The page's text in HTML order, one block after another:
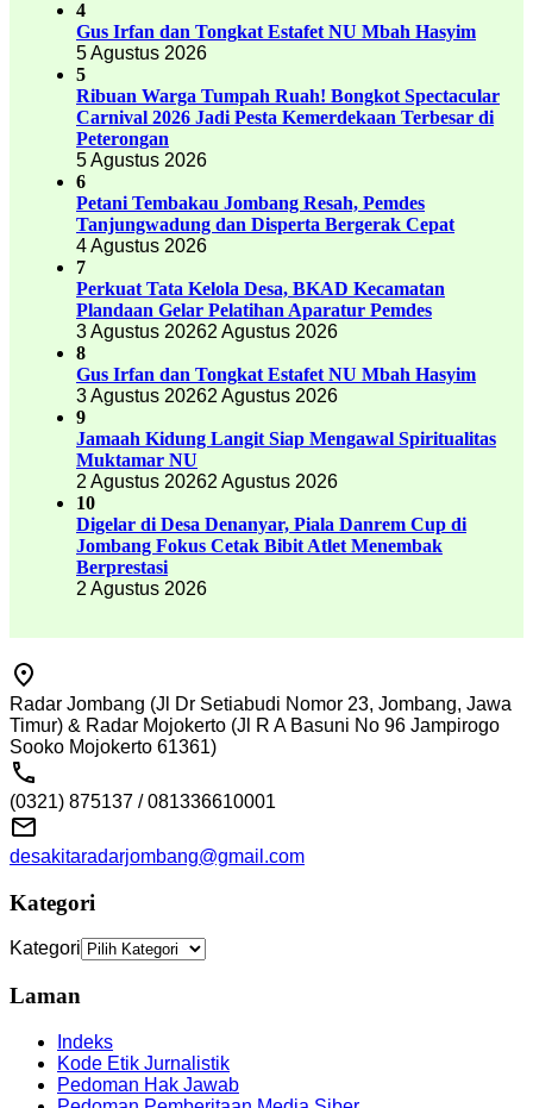
4
Gus Irfan dan Tongkat Estafet NU Mbah Hasyim
5 Agustus 2026
5
Ribuan Warga Tumpah Ruah! Bongkot Spectacular
Carnival 2026 Jadi Pesta Kemerdekaan Terbesar di
Peterongan
5 Agustus 2026
6
Petani Tembakau Jombang Resah, Pemdes
Tanjungwadung dan Disperta Bergerak Cepat
4 Agustus 2026
7
Perkuat Tata Kelola Desa, BKAD Kecamatan
Plandaan Gelar Pelatihan Aparatur Pemdes
3 Agustus 20262 Agustus 2026
8
Gus Irfan dan Tongkat Estafet NU Mbah Hasyim
3 Agustus 20262 Agustus 2026
9
Jamaah Kidung Langit Siap Mengawal Spiritualitas
Muktamar NU
2 Agustus 20262 Agustus 2026
10
Digelar di Desa Denanyar, Piala Danrem Cup di
Jombang Fokus Cetak Bibit Atlet Menembak
Berprestasi
2 Agustus 2026
Radar Jombang (Jl Dr Setiabudi Nomor 23, Jombang, Jawa
Timur) & Radar Mojokerto (Jl R A Basuni No 96 Jampirogo
Sooko Mojokerto 61361)
(0321) 875137 / 081336610001
desakitaradarjombang@gmail.com
Kategori
Kategori
Laman
Indeks
Kode Etik Jurnalistik
Pedoman Hak Jawab